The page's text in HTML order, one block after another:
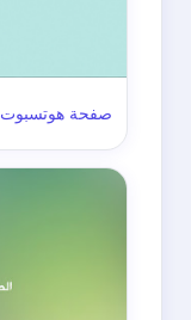
صفحة هوتسبوت Lollipop خفيفة ورائعة